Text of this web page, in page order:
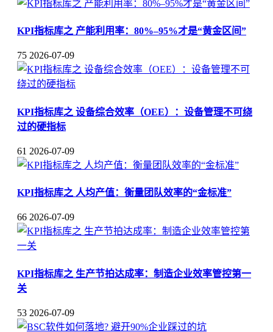
KPI指标库之 产能利用率：80%–95%才是“黄金区间”
75 2026-07-09
KPI指标库之 设备综合效率（OEE）：设备管理不可绕
过的硬指标
61 2026-07-09
KPI指标库之 人均产值：衡量团队效率的“金标准”
66 2026-07-09
KPI指标库之 生产节拍达成率：制造企业效率管控第一
关
53 2026-07-09